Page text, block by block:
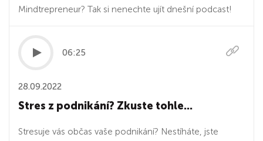
Mindtrepreneur? Tak si nenechte ujít dnešní podcast!
06:25
28.09.2022
Stres z podnikání? Zkuste tohle...
Stresuje vás občas vaše podnikání? Nestíháte, jste